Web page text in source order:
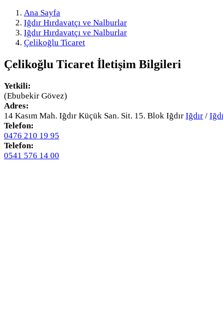
Ana Sayfa
Iğdır Hırdavatçı ve Nalburlar
Iğdır Hırdavatçı ve Nalburlar
Çelikoğlu Ticaret
Çelikoğlu Ticaret İletişim Bilgileri
Yetkili:
(Ebubekir Gövez)
Adres:
14 Kasım Mah. Iğdır Küçük San. Sit. 15. Blok Iğdır Iğdır /
Telefon:
0476 210 19 95
Telefon:
0541 576 14 00